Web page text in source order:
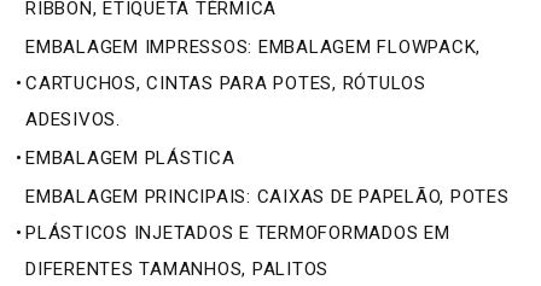
RIBBON, ETIQUETA TÉRMICA
•
EMBALAGEM IMPRESSOS: EMBALAGEM FLOWPACK,
CARTUCHOS, CINTAS PARA POTES, RÓTULOS
ADESIVOS.
• EMBALAGEM PLÁSTICA
•
EMBALAGEM PRINCIPAIS: CAIXAS DE PAPELÃO, POTES
PLÁSTICOS INJETADOS E TERMOFORMADOS EM
DIFERENTES TAMANHOS, PALITOS